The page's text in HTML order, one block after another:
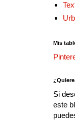
Mis
Si
este